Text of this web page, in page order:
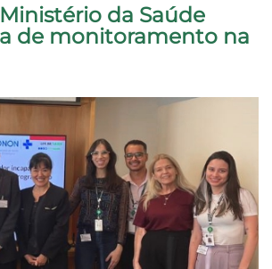
da Saúde
de monitoramento na